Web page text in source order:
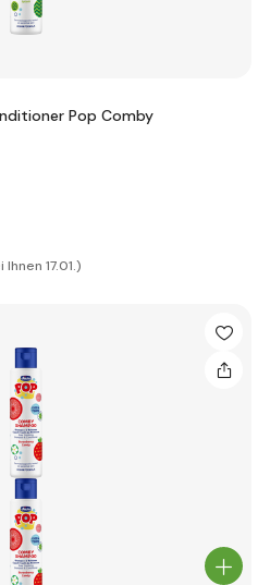
Pop Comby
Ihnen 17.01.)